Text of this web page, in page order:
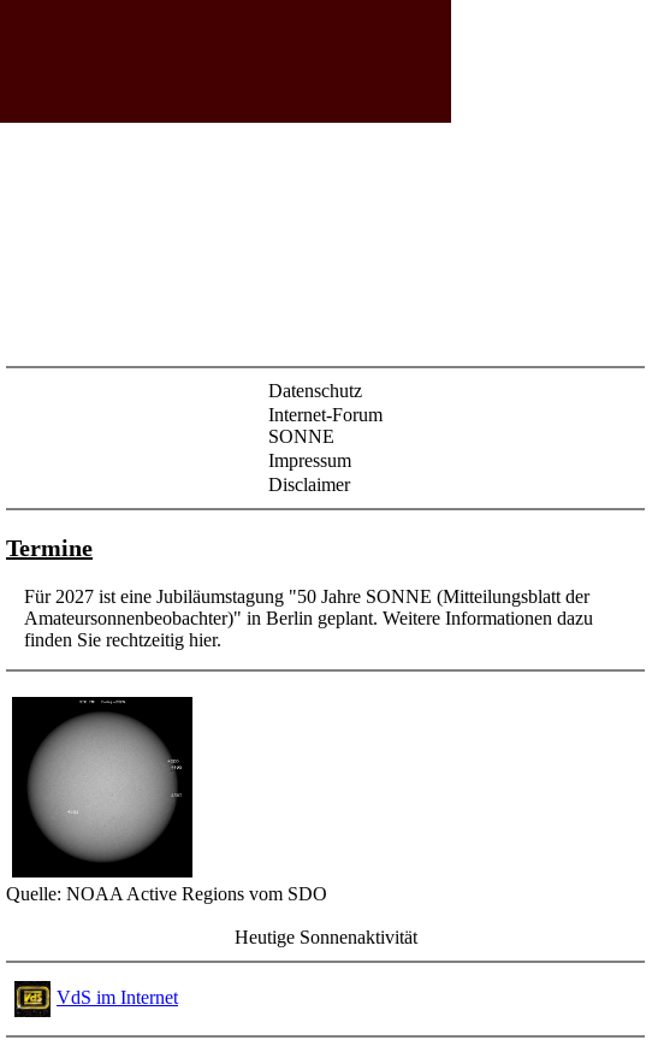
Datenschutz
Internet-Forum
SONNE
Impressum
Disclaimer
Termine
Für 2027 ist eine Jubiläumstagung "50 Jahre SONNE (Mitteilungsblatt der
Amateursonnenbeobachter)" in Berlin geplant. Weitere Informationen dazu
finden Sie rechtzeitig hier.
Quelle: NOAA Active Regions vom SDO
Heutige Sonnenaktivität
VdS im Internet